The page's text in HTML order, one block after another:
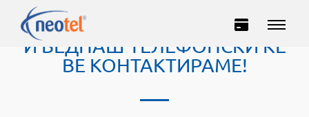
ПОПОЛНИ ГИ ПОДАТОЦИТЕ
И ВЕДНАШ ТЕЛЕФОНСКИ ЌЕ
ВЕ КОНТАКТИРАМЕ!